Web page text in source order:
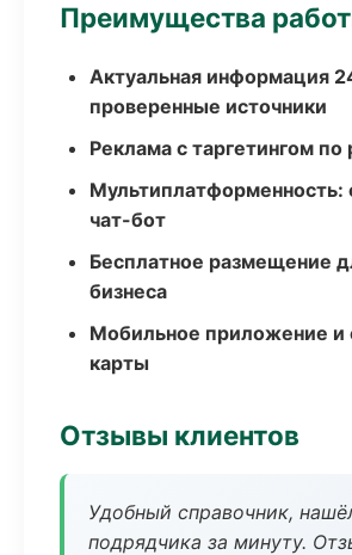
Преимущества
Актуальная информация
проверенные источники
Реклама с таргетингом по
Мультиплатформенность:
чат-бот
Бесплатное размещение
бизнеса
Мобильное приложение и
карты
Отзывы клиентов
Удобный справочник,
подрядчика за минуту.